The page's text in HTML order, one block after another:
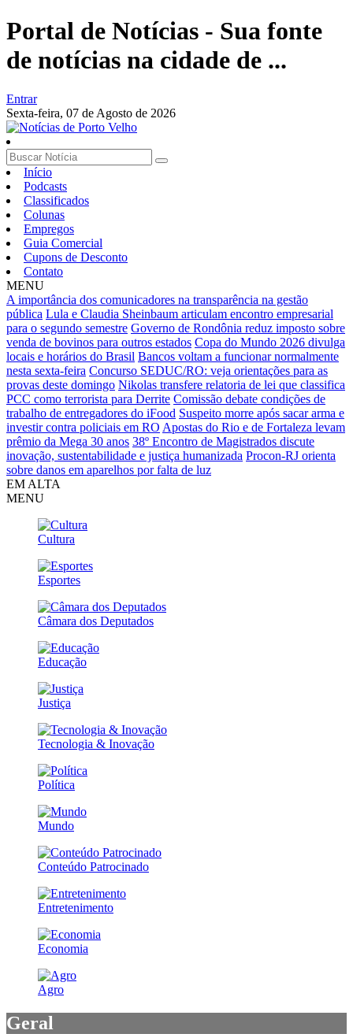
Portal de Notícias - Sua fonte
de notícias na cidade de ...
Entrar
Sexta-feira, 07 de Agosto de 2026
Início
Podcasts
Classificados
Colunas
Empregos
Guia Comercial
Cupons de Desconto
Contato
MENU
A importância dos comunicadores na transparência na gestão
pública Lula e Claudia Sheinbaum articulam encontro empresarial
para o segundo semestre Governo de Rondônia reduz imposto sobre
venda de bovinos para outros estados Copa do Mundo 2026 divulga
locais e horários do Brasil Bancos voltam a funcionar normalmente
nesta sexta-feira Concurso SEDUC/RO: veja orientações para as
provas deste domingo Nikolas transfere relatoria de lei que classifica
PCC como terrorista para Derrite Comissão debate condições de
trabalho de entregadores do iFood Suspeito morre após sacar arma e
investir contra policiais em RO Apostas do Rio e de Fortaleza levam
prêmio da Mega 30 anos 38º Encontro de Magistrados discute
inovação, sustentabilidade e justiça humanizada Procon-RJ orienta
sobre danos em aparelhos por falta de luz
EM ALTA
MENU
Cultura
Esportes
Câmara dos Deputados
Educação
Justiça
Tecnologia & Inovação
Política
Mundo
Conteúdo Patrocinado
Entretenimento
Economia
Agro
Geral